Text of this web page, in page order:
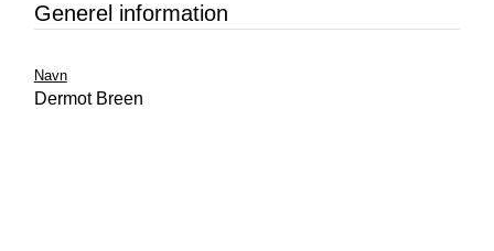
Generel information
Navn
Dermot Breen